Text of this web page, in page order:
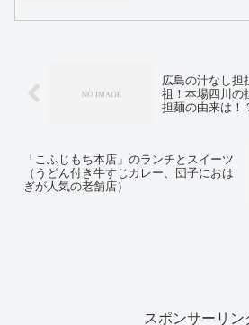
広島の汁なし担
祖！本場四川の
担麺の由来は！
「こふじもち本店」のランチとスイーツ
（うどん付き牛すじカレー、団子におは
ぎが人気の老舗店）
スポンサーリン